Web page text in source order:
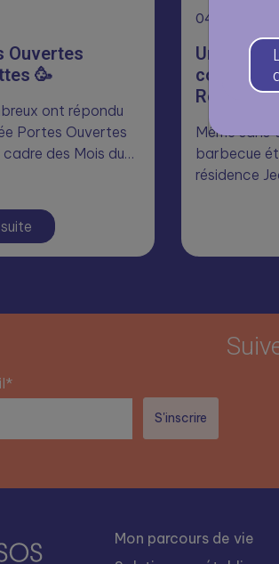
Ouvertes
🥳
ont répondu
Portes Ouvertes
des Mois du…
04
Un été
Rostand
Même sans
barbecue
résidence
Mon parcours de vie